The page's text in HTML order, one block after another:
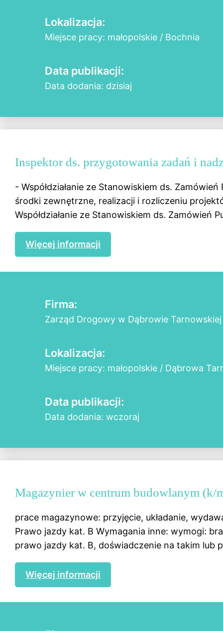
Lokalizacja:
Miejsce pracy: małopolskie / Bochnia
Data publikacji:
Data dodania: dzisiaj
Inspektor ds. przygotowania zadań i
- Współdziałanie ze Stanowiskiem ds.
środki zewnętrzne, realizacji i rozliczeniu
Współdziałanie ze Stanowiskiem ds. Zamówień
Więcej informacji
Firma:
Zarząd Drogowy w Dąbrowie Tarnowskiej
Lokalizacja:
Miejsce pracy: małopolskie / Dąbrowa
Data publikacji:
Data dodania: wczoraj
Magazynier w centrum budowlanym (k/
prace magazynowe: przyjęcie, układanie,
Prawo jazdy kat. B Wymagania inne: wymogi:
prawo jazdy kat. B, doświadczenie na takim lub
Więcej informacji